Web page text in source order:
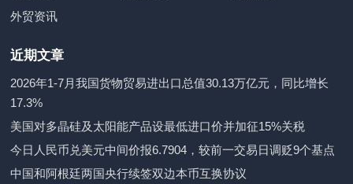
外贸资讯
近期文章
2026年1-7月我国货物贸易进出口总值30.13万亿元，同比增长
17.3%
美国对多晶硅及太阳能产品设最低进口价并加征15%关税
今日人民币兑美元中间价报6.7904，较前一交易日调贬9个基点
中国和阿根廷两国央行续签双边本币互换协议